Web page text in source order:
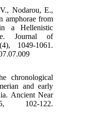
Nodarou, E.,
amphorae from
a Hellenistic
Journal of
1049-1061.
chronological
and early
Ancient Near
102-122.